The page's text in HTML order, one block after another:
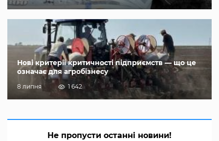
Нові критерії критичності підприємств — що це
означає для агробізнесу
8 липня 1 642
Не пропусти останні новини!